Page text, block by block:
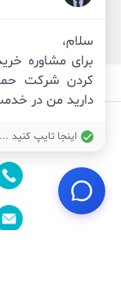
پنل مدیریت
قوانین
سلام،
برای مشاوره
کردن شرکت
دارید من در
اینجا تایپ کنید ...